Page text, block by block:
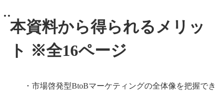
本資料から得られるメリッ
ト ※全16ページ
市場啓発型BtoBマーケティングの全体像を把握でき